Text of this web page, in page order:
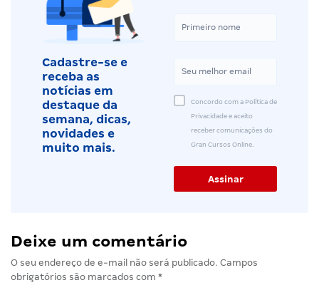
Cadastre-se e
receba as
notícias em
destaque da
semana, dicas,
novidades e
muito mais.
Concordo com a Política de
Privacidade e aceito
receber comunicações do
Gran Cursos Online.
Deixe um comentário
O seu endereço de e-mail não será publicado. Campos
obrigatórios são marcados com *